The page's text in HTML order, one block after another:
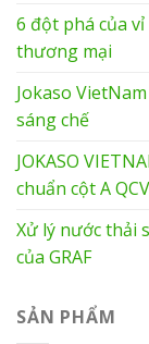
6 đột phá của
thương mại
Jokaso
sáng chế
JOKASO
chuẩn cột A
Xử lý nước thải
của GRAF
SẢN PHẨM